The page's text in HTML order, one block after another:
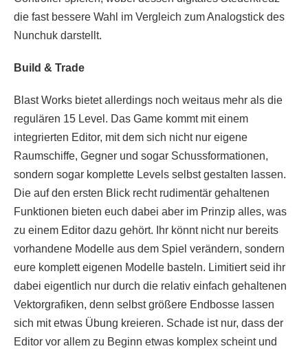
die fast bessere Wahl im Vergleich zum Analogstick des
Nunchuk darstellt.
Build & Trade
Blast Works bietet allerdings noch weitaus mehr als die
regulären 15 Level. Das Game kommt mit einem
integrierten Editor, mit dem sich nicht nur eigene
Raumschiffe, Gegner und sogar Schussformationen,
sondern sogar komplette Levels selbst gestalten lassen.
Die auf den ersten Blick recht rudimentär gehaltenen
Funktionen bieten euch dabei aber im Prinzip alles, was
zu einem Editor dazu gehört. Ihr könnt nicht nur bereits
vorhandene Modelle aus dem Spiel verändern, sondern
eure komplett eigenen Modelle basteln. Limitiert seid ihr
dabei eigentlich nur durch die relativ einfach gehaltenen
Vektorgrafiken, denn selbst größere Endbosse lassen
sich mit etwas Übung kreieren. Schade ist nur, dass der
Editor vor allem zu Beginn etwas komplex scheint und